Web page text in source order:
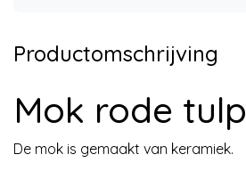
Productomschrijving
Mok rode tulp
De mok is gemaakt van keramiek.